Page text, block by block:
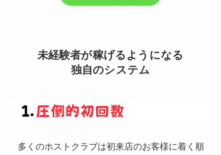
未経験者が稼げるようになる
独自のシステム
多くのホストクラブは初来店のお客様に着く順